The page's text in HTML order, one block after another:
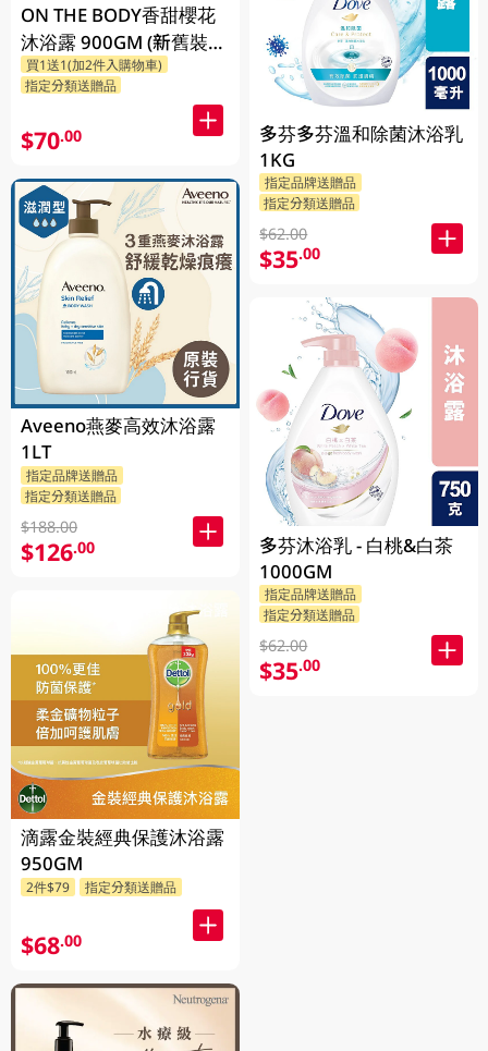
ON THE BODY香甜櫻花
沐浴露 900GM (新舊裝隨
機發貨)
買1送1(加2件入購物車)
指定分類送贈品
$70.00
Aveeno燕麥高效沐浴露
1LT
指定品牌送贈品
指定分類送贈品
$188.00
$126.00
滴露金裝經典保護沐浴露
950GM
2件$79 指定分類送贈品
$68.00
多芬多芬溫和除菌沐浴乳
1KG
指定品牌送贈品
指定分類送贈品
$62.00
$35.00
多芬沐浴乳 - 白桃&白茶
1000GM
指定品牌送贈品
指定分類送贈品
$62.00
$35.00